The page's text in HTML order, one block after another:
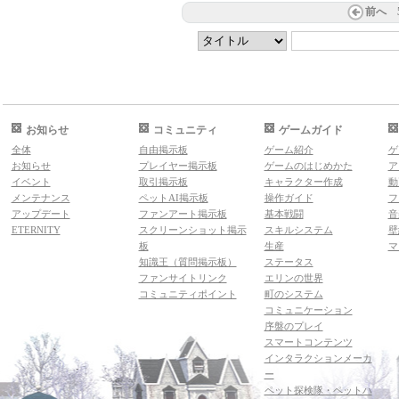
前へ
お知らせ
全体
お知らせ
イベント
メンテナンス
アップデート
ETERNITY
コミュニティ
自由掲示板
プレイヤー掲示板
取引掲示板
ペットAI掲示板
ファンアート掲示板
スクリーンショット掲示
板
知識王（質問掲示板）
ファンサイトリンク
コミュニティポイント
ゲームガイド
ゲーム紹介
ゲームのはじめかた
キャラクター作成
操作ガイド
基本戦闘
スキルシステム
生産
ステータス
エリンの世界
町のシステム
コミュニケーション
序盤のプレイ
スマートコンテンツ
インタラクションメーカ
ー
ペット探検隊・ペットハ